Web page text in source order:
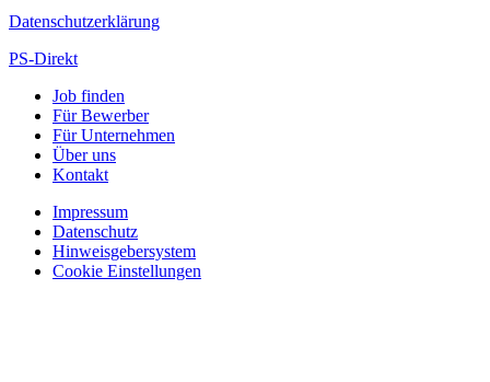
Datenschutzerklärung
PS-Direkt
Job finden
Für Bewerber
Für Unternehmen
Über uns
Kontakt
Impressum
Datenschutz
Hinweisgebersystem
Cookie Einstellungen